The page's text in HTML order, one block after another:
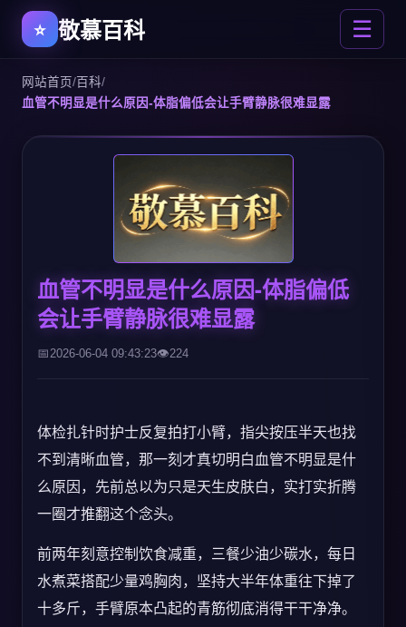
敬慕百科 ☰
网站首页/百科/
血管不明显是什么原因-体脂偏低会让手臂静脉很难显露
血管不明显是什么原因-体脂偏低
会让手臂静脉很难显露
2026-06-04 09:43:23 224
体检扎针时护士反复拍打小臂，指尖按压半天也找
不到清晰血管，那一刻才真切明白血管不明显是什
么原因，先前总以为只是天生皮肤白，实打实折腾
一圈才推翻这个念头。
前两年刻意控制饮食减重，三餐少油少碳水，每日
水煮菜搭配少量鸡胸肉，坚持大半年体重往下掉了
十多斤，手臂原本凸起的青筋彻底消得干干净净。